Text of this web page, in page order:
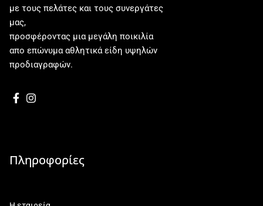
με τους πελάτες και τους συνεργάτες
μας,
προσφέροντας μια μεγάλη ποικιλία
απο επώνυμα αθλητικά είδη υψηλών
προδιαγραφών.
Πληροφορίες